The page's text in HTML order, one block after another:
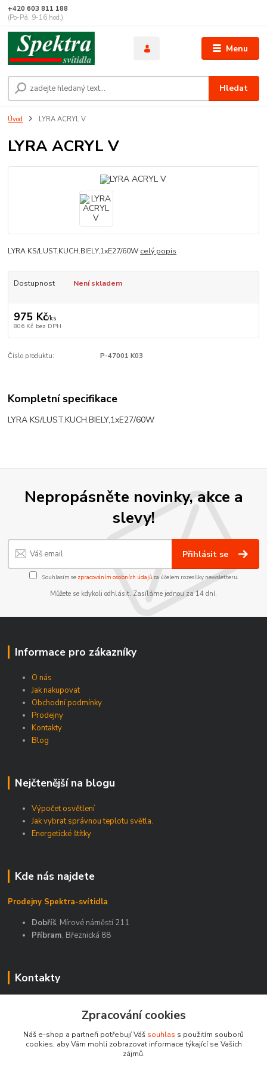
Menu
Hledat
+420 603 811 188
(Po-Pá, 9-16 hod.)
Úvod LYRA ACRYL V
LYRA ACRYL V
LYRA KS/LUST.KUCH.BIELY,1xE27/60W celý popis
Dostupnost Není skladem
975 Kč/ks
806 Kč bez DPH
Číslo produktu: P-47001 K03
Kompletní specifikace
LYRA KS/LUST.KUCH.BIELY,1xE27/60W
Nepropásněte novinky, akce a
slevy!
Přihlásit se
Souhlasím se zpracováním osobních údajůza účelem rozesílky newsletteru.
Můžete se kdykoli odhlásit. Zasíláme jednou za 14 dní.
Informace pro zákazníky
O nás
Jak nakupovat
Obchodní podmínky
Prodejny
Kontakty
Blog
Nejčtenější na blogu
Výpočet osvětlení
Jak vybrat správnou teplotu světla.
Energetické štítky
Kde nás najdete
Prodejny Spektra-svítidla
Dobříš, Mírové náměstí 211
Příbram, Březnická 88
Kontakty
+420 603 811 188
spektra-svitidla@seznam.cz
Zpracování cookies
Náš e-shop a partneři potřebují Váš souhlas s použitím souborů
cookies, aby Vám mohli zobrazovat informace týkající se Vašich
zájmů.